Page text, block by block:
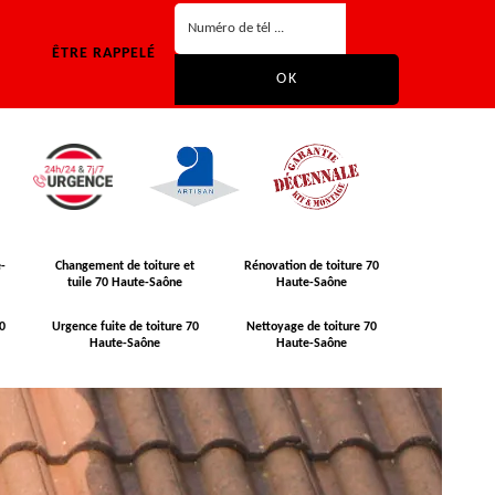
ÊTRE RAPPELÉ
Changement de toiture et
tuile 70 Haute-Saône
Rénovation de toiture 70
Haute-Saône
Urgence fuite de toiture 70
Haute-Saône
Nettoyage de toiture 70
Haute-Saône